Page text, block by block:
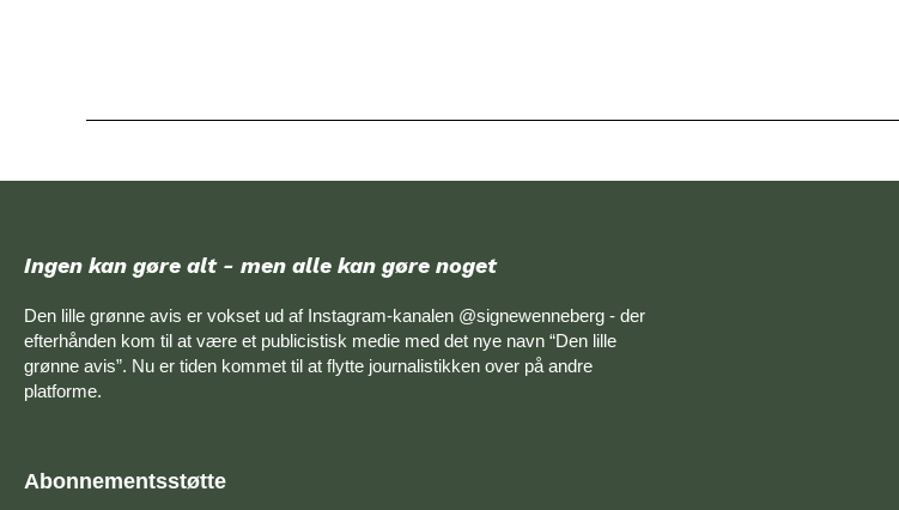
Ingen kan gøre alt - men alle kan gøre noget
Den lille grønne avis er vokset ud af Instagram-kanalen @signewenneberg - der
efterhånden kom til at være et publicistisk medie med det nye navn “Den lille
grønne avis”. Nu er tiden kommet til at flytte journalistikken over på andre
platforme.
Abonnementsstøtte